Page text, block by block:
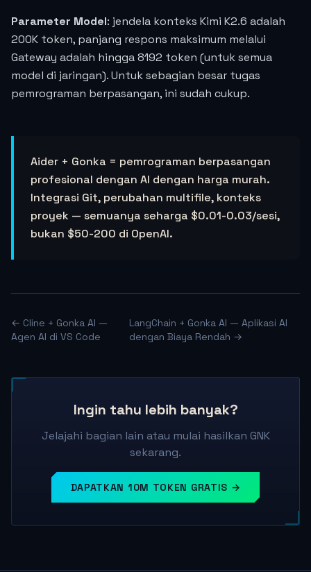
Parameter Model: jendela konteks Kimi K2.6 adalah
200K token, panjang respons maksimum melalui
Gateway adalah hingga 8192 token (untuk semua
model di jaringan). Untuk sebagian besar tugas
pemrograman berpasangan, ini sudah cukup.
Aider + Gonka = pemrograman berpasangan
profesional dengan AI dengan harga murah.
Integrasi Git, perubahan multifile, konteks
proyek — semuanya seharga $0.01-0.03/sesi,
bukan $50-200 di OpenAI.
← Cline + Gonka AI —
Agen AI di VS Code
LangChain + Gonka AI — Aplikasi AI
dengan Biaya Rendah →
Ingin tahu lebih banyak?
Jelajahi bagian lain atau mulai hasilkan GNK
sekarang.
DAPATKAN 10M TOKEN GRATIS →